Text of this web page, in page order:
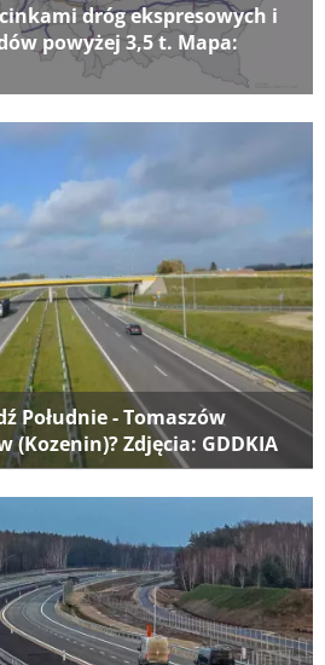
dróg ekspresowych i
powyżej 3,5 t. Mapa:
Południe - Tomaszów
(Kozenin)? Zdjęcia: GDDKIA